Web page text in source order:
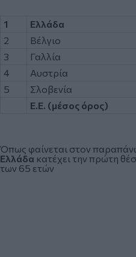
1 Ελλάδα
2
Βέλγιο
3
Γαλλία
4
Αυστρία
5
Σλοβενία
Ε.Ε. (μέσος όρος)
Όπως φαίνεται στον
Ελλάδα κατέχει την πρώτη
των 65 ετών